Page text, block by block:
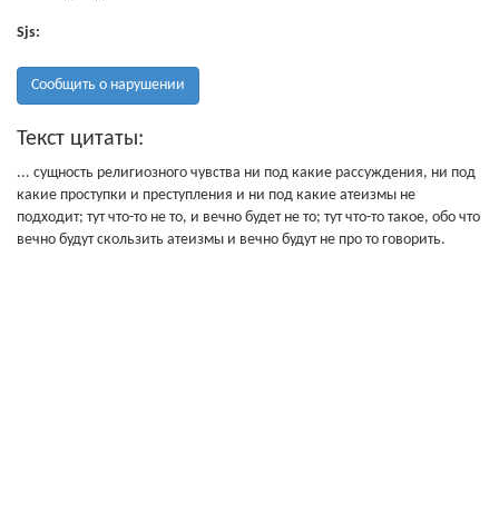
Sjs:
Сообщить о нарушении
Текст цитаты:
... сущность религиозного чувства ни под какие рассуждения, ни под
какие проступки и преступления и ни под какие атеизмы не
подходит; тут что-то не то, и вечно будет не то; тут что-то такое, обо что
вечно будут скользить атеизмы и вечно будут не про то говорить.